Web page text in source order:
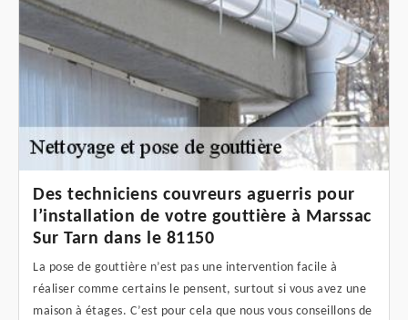
Des techniciens couvreurs aguerris pour
l’installation de votre gouttière à Marssac
Sur Tarn dans le 81150
La pose de gouttière n’est pas une intervention facile à
réaliser comme certains le pensent, surtout si vous avez une
maison à étages. C’est pour cela que nous vous conseillons de